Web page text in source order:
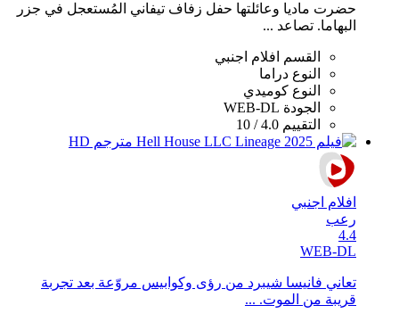
حضرت ماديا وعائلتها حفل زفاف تيفاني المُستعجل في جزر
البهاما. تصاعد ...
القسم
افلام اجنبي
النوع دراما
النوع كوميدي
الجودة WEB-DL
التقييم 4.0 / 10
افلام اجنبي
رعب
4.4
WEB-DL
تعاني فانيسا شيبرد من رؤى وكوابيس مروّعة بعد تجربة
قريبة من الموت. ...